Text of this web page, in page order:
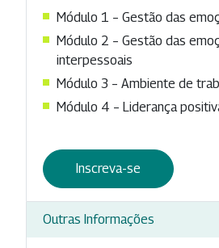
Módulo 1 – Gestão das
Módulo 2 – Gestão das
interpessoais
Módulo 3 – Ambiente de
Módulo 4 – Liderança
Inscreva-se
Outras Informações